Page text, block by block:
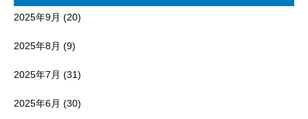
2025年9月 (20)
2025年8月 (9)
2025年7月 (31)
2025年6月 (30)